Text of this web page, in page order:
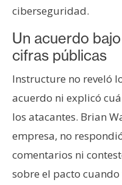
ciberseguridad.
Un acuerdo
cifras públicas
Instructure no reveló
acuerdo ni explicó
los atacantes. Brian
empresa, no
comentarios ni
sobre el pacto